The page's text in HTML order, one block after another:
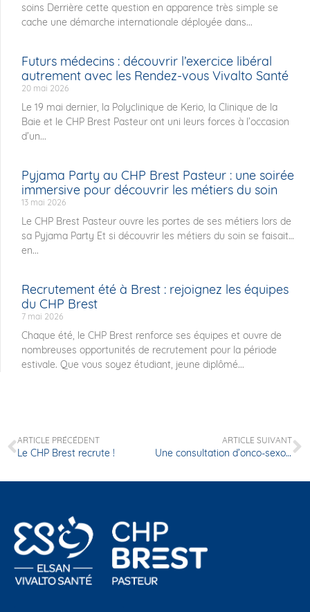
soins Derrière cette question en apparence très simple se
cache une démarche internationale déployée dans...
Futurs médecins : découvrir l’exercice libéral
autrement avec les Rendez-vous Vivalto Santé
20 mai 2026
Le 19 mai dernier, la Polyclinique de Kerio, la Clinique de la
Baie et le CHP Brest Pasteur ont uni leurs forces à l’occasion
d’un...
Pyjama Party au CHP Brest Pasteur : une soirée
immersive pour découvrir les métiers du soin
13 mai 2026
Le CHP Brest Pasteur ouvre les portes de ses métiers lors de
sa Pyjama Party Et si découvrir les métiers du soin se faisait…
en...
Recrutement été à Brest : rejoignez les équipes
du CHP Brest
7 mai 2026
Chaque été, le CHP Brest renforce ses équipes et ouvre de
nombreuses opportunités de recrutement pour la période
estivale. Que vous soyez étudiant, jeune diplômé...
ARTICLE PRÉCÉDENT
Le CHP Brest recrute !
ARTICLE SUIVANT
Une consultation d’onco-sexologie pour accompagner les patients atteints d’un cancer